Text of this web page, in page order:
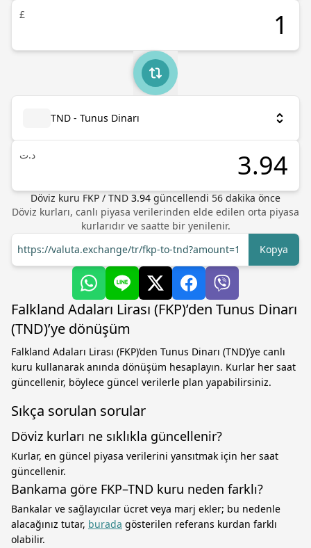
£
TND - Tunus Dinarı
د.ت
Döviz kuru FKP / TND 3.94 güncellendi 56 dakika önce
Döviz kurları, canlı piyasa verilerinden elde edilen orta piyasa
kurlarıdır ve saatte bir yenilenir.
https://valuta.exchange/tr/fkp-to-tnd?amount=1
Kopya
Falkland Adaları Lirası (FKP)’den Tunus Dinarı
(TND)’ye dönüşüm
Falkland Adaları Lirası (FKP)’den Tunus Dinarı (TND)’ye canlı
kuru kullanarak anında dönüşüm hesaplayın. Kurlar her saat
güncellenir, böylece güncel verilerle plan yapabilirsiniz.
Sıkça sorulan sorular
Döviz kurları ne sıklıkla güncellenir?
Kurlar, en güncel piyasa verilerini yansıtmak için her saat
güncellenir.
Bankama göre FKP–TND kuru neden farklı?
Bankalar ve sağlayıcılar ücret veya marj ekler; bu nedenle
alacağınız tutar, burada gösterilen referans kurdan farklı
olabilir.